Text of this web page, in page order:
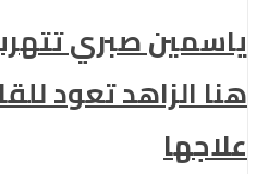
ياسمين صبري
هنا الزاهد تعود
علاجها